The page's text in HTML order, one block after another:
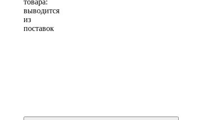
выводится
из
поставок